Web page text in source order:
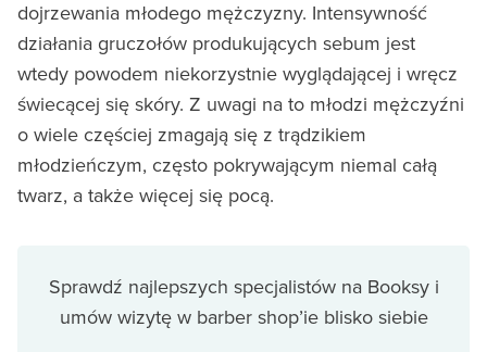
dojrzewania młodego mężczyzny. Intensywność
działania gruczołów produkujących sebum jest
wtedy powodem niekorzystnie wyglądającej i wręcz
świecącej się skóry. Z uwagi na to młodzi mężczyźni
o wiele częściej zmagają się z trądzikiem
młodzieńczym, często pokrywającym niemal całą
twarz, a także więcej się pocą.
Sprawdź najlepszych specjalistów na Booksy i
umów wizytę w barber shop’ie blisko siebie